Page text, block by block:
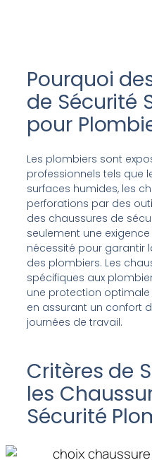
Pourquoi
de Sécurité
pour
Les plombiers sont
professionnels tels que
surfaces humides, les
perforations par des
des chaussures de
seulement une
nécessité pour garantir
des plombiers. Les
spécifiques aux
une protection
en assurant un confort
journées de travail.
Critères de
les
Sécurité